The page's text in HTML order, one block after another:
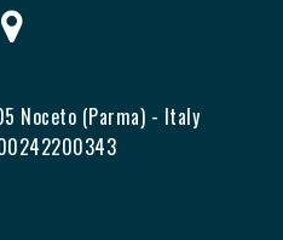
Noceto (Parma) - Italy
00242200343